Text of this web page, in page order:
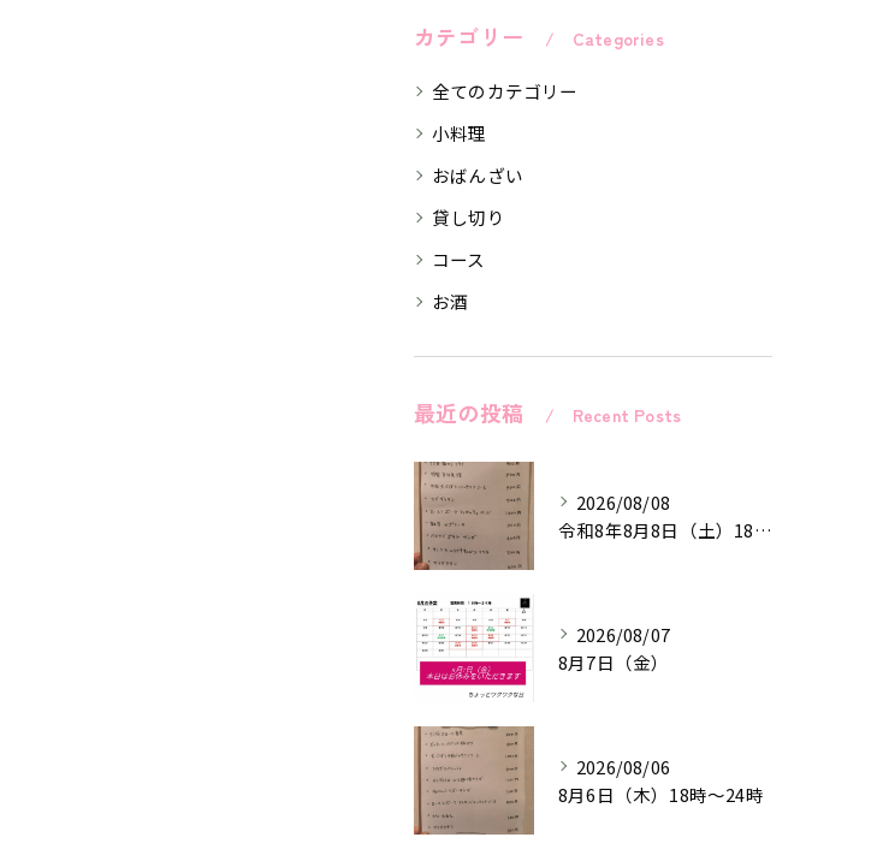
カテゴリー Categories
全てのカテゴリー
小料理
おばんざい
貸し切り
コース
お酒
最近の投稿 Recent Posts
2026/08/08
令和8年8月8日（土）18時〜24時
2026/08/07
8月7日（金）
2026/08/06
8月6日（木）18時〜24時